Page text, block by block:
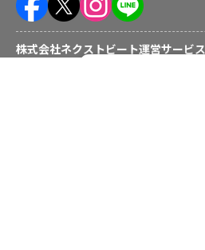
株式会社ネクストビート運営サービス